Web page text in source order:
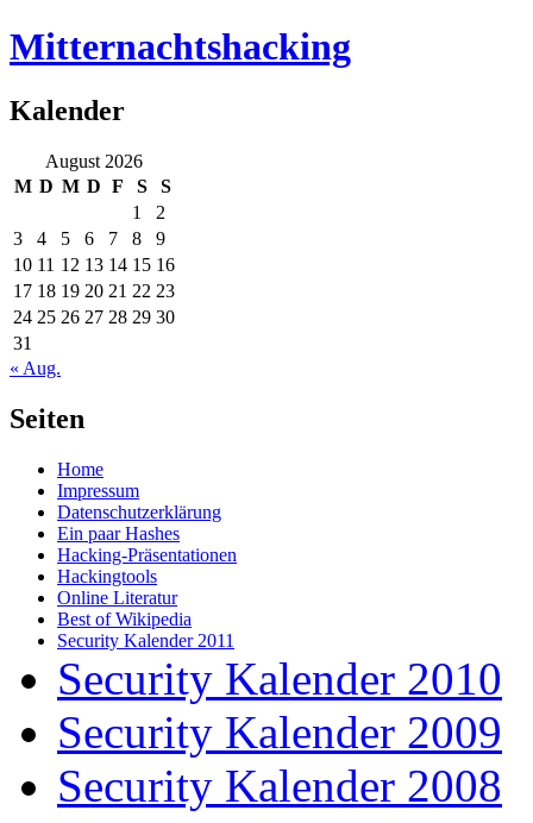
Mitternachtshacking
Kalender
August 2026
M D M D F S
S
1
2
3
4 5 6 7 8
9
10 11 12 13 14 15 16
17 18 19 20 21 22 23
24 25 26 27 28 29 30
31
« Aug.
Seiten
Home
Impressum
Datenschutzerklärung
Ein paar Hashes
Hacking-Präsentationen
Hackingtools
Online Literatur
Best of Wikipedia
Security Kalender 2011
Security Kalender 2010
Security Kalender 2009
Security Kalender 2008